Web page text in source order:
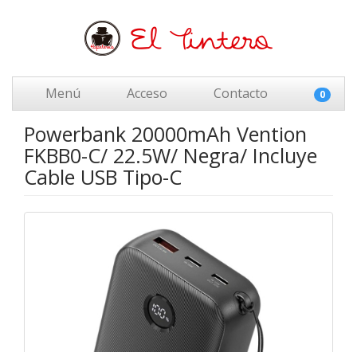
Menú Acceso Contacto 0
Powerbank 20000mAh Vention
FKBB0-C/ 22.5W/ Negra/ Incluye
Cable USB Tipo-C